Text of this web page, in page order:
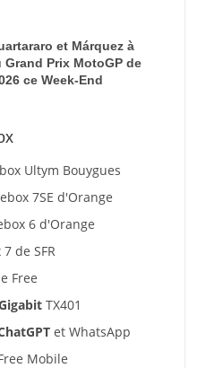
et Márquez à
Grand Prix MotoGP de
ce Week-End
Ultym Bouygues
7SE d'Orange
6 d'Orange
de SFR
Free
TX401
et WhatsApp
Mobile